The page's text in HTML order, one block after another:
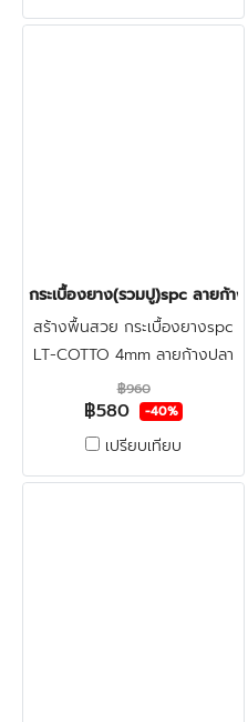
กระเบื้องยาง(รวมปู)spc ลายก้
สร้างพื้นสวย กระเบื้องยางspc
LT-COTTO 4mm ลายก้างปลา
ราคาโปรปูฟรี+ตรวจพื้นก่อนติด
ตั้ง แข็งแรง&สวยงาม,กัน
น้ำ&กันปลวก ปูทับพื้นเดิม-พื้น
฿960
฿580 -40%
เปรียบเทียบ